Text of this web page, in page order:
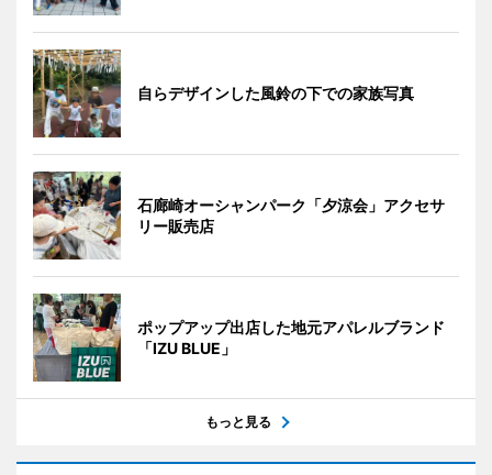
自らデザインした風鈴の下での家族写真
石廊崎オーシャンパーク「夕涼会」アクセサ
リー販売店
ポップアップ出店した地元アパレルブランド
「IZU BLUE」
もっと見る